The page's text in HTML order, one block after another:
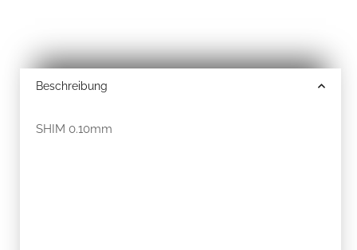
Beschreibung
SHIM 0.10mm